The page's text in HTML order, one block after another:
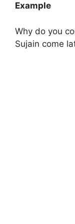
Example
Why do you
Sujain come